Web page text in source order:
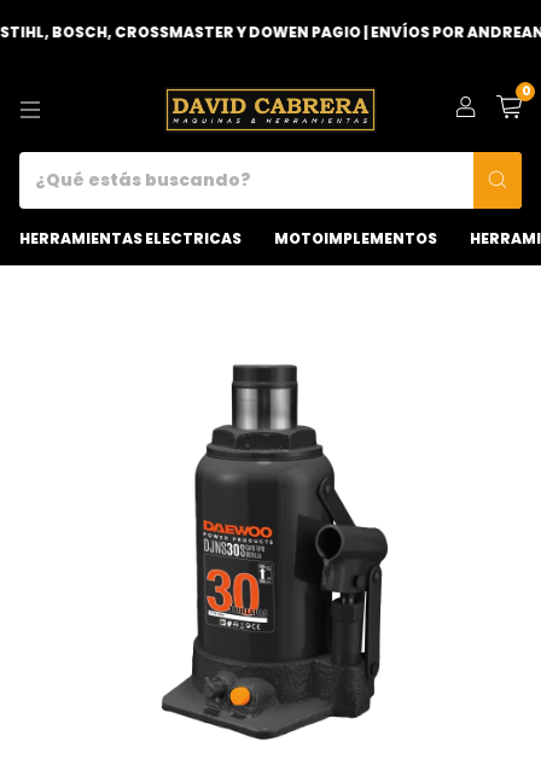
CROSSMASTER Y DOWEN PAGIO | ENVÍOS POR ANDREANI O
0
HERRAMIENTAS ELECTRICAS MOTOIMPLEMENTOS